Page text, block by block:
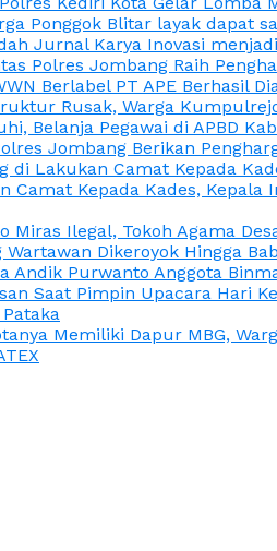
Ponggok Blitar layak dapat
Jurnal Karya Inovasi
Polres Jombang Raih
Berlabel PT APE Berhasil
Rusak, Warga
Belanja Pegawai di APBD
Jombang Berikan
di Lakukan Camat Kepada
Camat Kepada Kades,
Ilegal, Tokoh Agama
Dikeroyok Hingga
Andik Purwanto Anggota
Saat Pimpin Upacara Hari
Memiliki Dapur MBG,